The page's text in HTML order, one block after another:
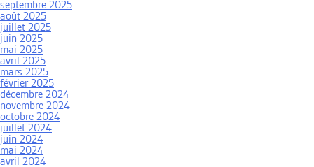
septembre 2025
août 2025
juillet 2025
juin 2025
mai 2025
avril 2025
mars 2025
février 2025
décembre 2024
novembre 2024
octobre 2024
juillet 2024
juin 2024
mai 2024
avril 2024